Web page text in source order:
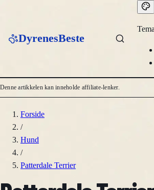
DyrenesBeste
Tema
Denne artikkelen kan inneholde affiliate-lenker.
Forside
/
Hund
/
Patterdale Terrier